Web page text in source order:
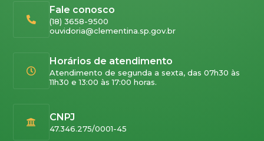
Fale conosco
(18) 3658-9500
ouvidoria@clementina.sp.gov.br
Horários de atendimento
Atendimento de segunda a sexta, das 07h30 às
11h30 e 13:00 às 17:00 horas.
CNPJ
47.346.275/0001-45